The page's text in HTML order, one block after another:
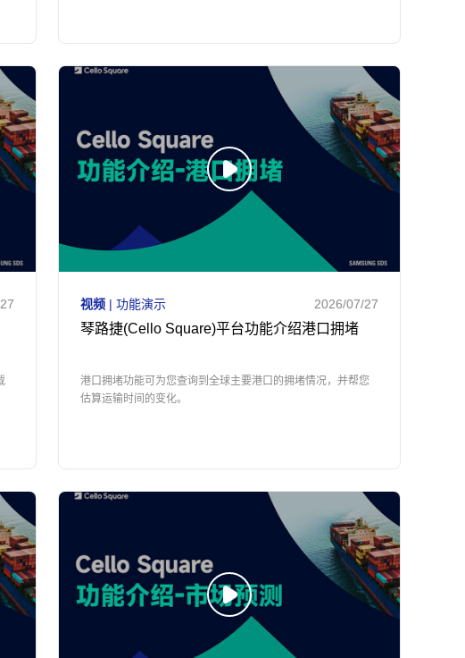
视频 | 功能演示 2026/07/27
琴路捷(Cello Square)平台功能介绍港口拥堵
港口拥堵功能可为您查询到全球主要港口的拥堵情况，并帮您
估算运输时间的变化。